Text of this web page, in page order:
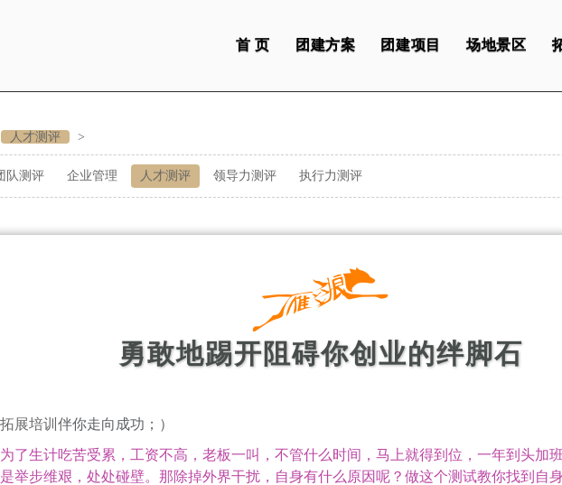
首 页 团建方案 团建项目 场地景区
人才测评 >
队测评 企业管理 人才测评 领导力测评 执行力测评
勇敢地踢开阻碍你创业的绊脚石
拓展培训 伴你走向成功；）
生计吃苦受累，工资不高，老板一叫，不管什么时间，马上就得到位，一年到头加
举步维艰，处处碰壁。那除掉外界干扰，自身有什么原因呢？做这个测试教你找到自